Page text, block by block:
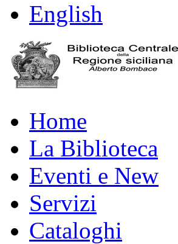
English
Home
La Biblioteca
Eventi e New
Servizi
Cataloghi